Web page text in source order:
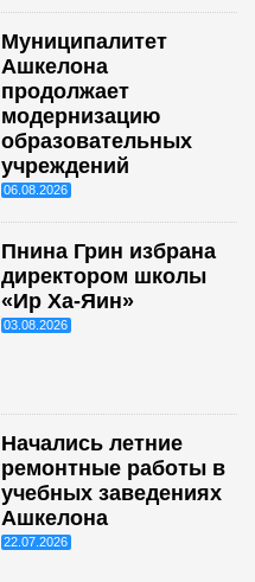
Муниципалитет
Ашкелона
продолжает
модернизацию
образовательных
учреждений
06.08.2026
Пнина Грин избрана
директором школы
«Ир Ха-Яин»
03.08.2026
Начались летние
ремонтные работы в
учебных заведениях
Ашкелона
22.07.2026